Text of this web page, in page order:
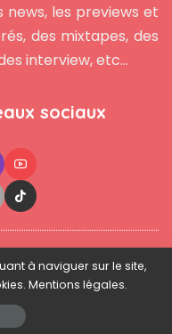
les previews et
des mixtapes, des
interview, etc...
sociaux
● Mentions légales
droits réservés.
à naviguer sur le site,
Mentions légales.